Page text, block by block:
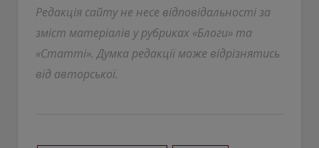
Редакція сайту не несе відповідальності за
зміст матеріалів у рубриках «Блоги» та
«Статті». Думка редакції може відрізнятись
від авторської.